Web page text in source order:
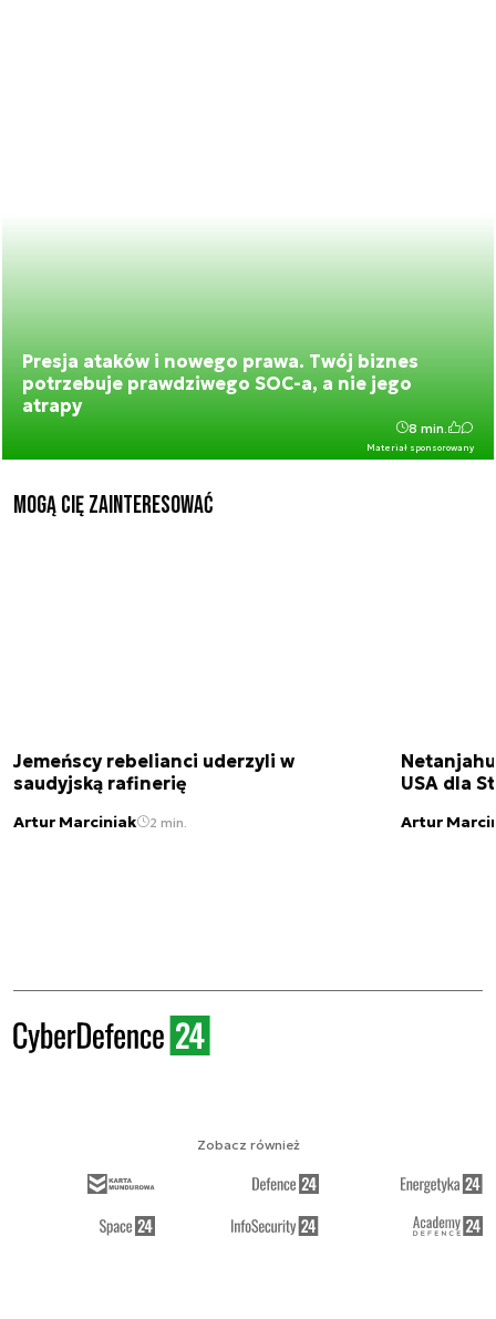
Presja ataków i nowego prawa. Twój biznes
potrzebuje prawdziwego SOC-a, a nie jego
atrapy
Materiał sponsorowany
8 min.
Mogą Cię zainteresować
Jemeńscy rebelianci uderzyli w
saudyjską rafinerię
Artur Marciniak 2 min.
USA dla
Artur
Zobacz również